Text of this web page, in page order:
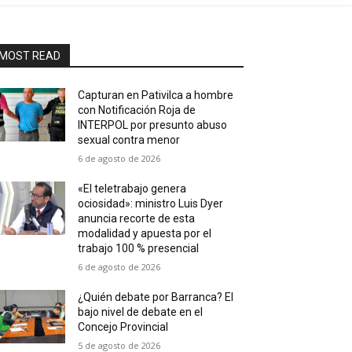
READ
Capturan en Pativilca a hombre
con Notificación Roja de
INTERPOL por presunto abuso
sexual contra menor
6 de agosto de 2026
«El teletrabajo genera
ociosidad»: ministro Luis Dyer
anuncia recorte de esta
modalidad y apuesta por el
trabajo 100 % presencial
6 de agosto de 2026
¿Quién debate por Barranca? El
bajo nivel de debate en el
Concejo Provincial
5 de agosto de 2026